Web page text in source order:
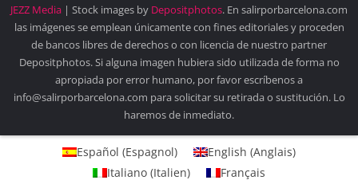
JEZZ Media | Stock images by Depositphotos. En salirporbarcelona.com
las imágenes se emplean únicamente con fines editoriales y proceden
de bancos libres de derechos o con licencia de nuestro partner
Depositphotos. Si alguna imagen hubiera sido utilizada de forma no
apropiada por error humano, por favor escríbenos a
info@salirporbarcelona.com para solicitar su retirada o sustitución. Lo
haremos de inmediato.
Español (Espagnol) English (Anglais)
Italiano (Italien) Français